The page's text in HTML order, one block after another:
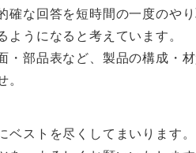
確な回答を短時間の一度のや
ようになると考えています。
・部品表など、製品の構成・
。
ベストを尽くしてまいります。